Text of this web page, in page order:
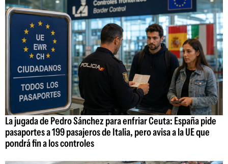
La jugada de Pedro Sánchez para enfriar Ceuta: España pide
pasaportes a 199 pasajeros de Italia, pero avisa a la UE que
pondrá fin a los controles